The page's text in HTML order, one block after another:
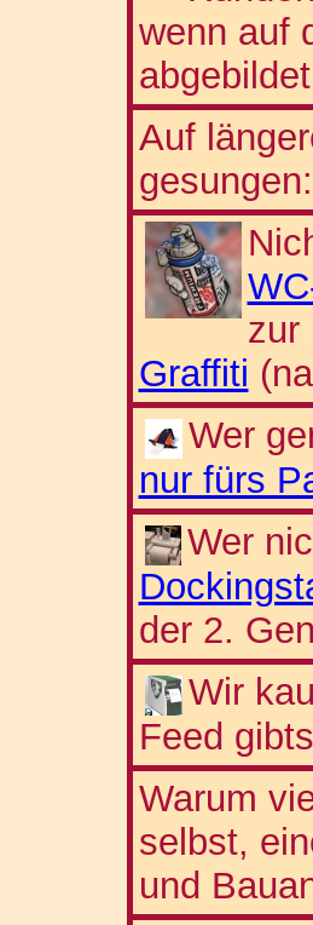
wenn auf
Auf
gesungen:
zur
Graffiti
Wer
nur fürs
Wer
der 2.
Wir
Feed
Warum
selbst,
und